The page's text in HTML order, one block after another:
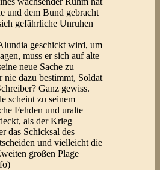
und dem Bund gebracht
gefährliche Unruhen
geschickt wird, um
muss er sich auf alte
neue Sache zu
dazu bestimmt, Soldat
Ganz gewiss.
scheint zu seinem
Fehden und uralte
als der Krieg
das Schicksal des
und vielleicht die
großen Plage